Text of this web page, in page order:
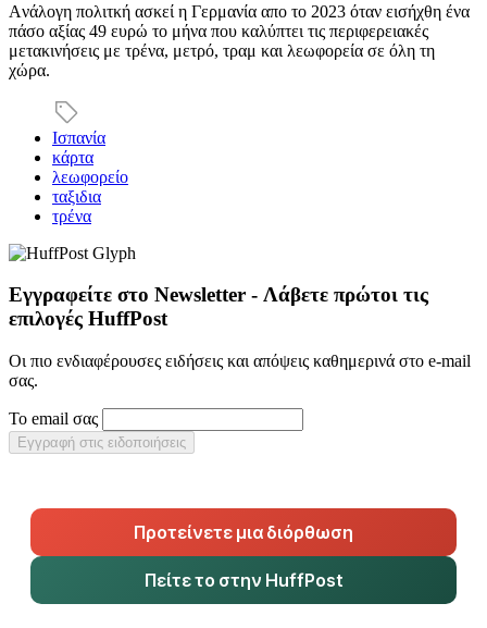
Aνάλογη πολιτκή ασκεί η Γερμανία απο το 2023 όταν εισήχθη ένα
πάσο αξίας 49 ευρώ το μήνα που καλύπτει τις περιφερειακές
μετακινήσεις με τρένα, μετρό, τραμ και λεωφορεία σε όλη τη
χώρα.
Ισπανία
κάρτα
λεωφορείο
ταξιδια
τρένα
Εγγραφείτε στο Newsletter - Λάβετε πρώτοι τις
επιλογές HuffPost
Οι πιο ενδιαφέρουσες ειδήσεις και απόψεις καθημερινά στο e-mail
σας.
Το email σας
Εγγραφή στις ειδοποιήσεις
Προτείνετε μια διόρθωση
Πείτε το στην HuffPost